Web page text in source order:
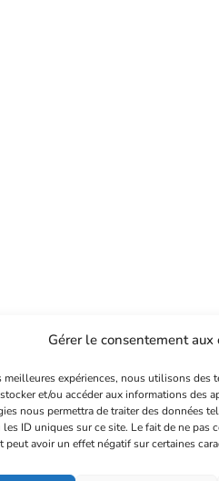
Gérer le consentement aux
meilleures expériences, nous utilisons des
et/ou accéder aux informations des
nous permettra de traiter des données
ID uniques sur ce site. Le fait de ne pas
peut avoir un effet négatif sur certaines